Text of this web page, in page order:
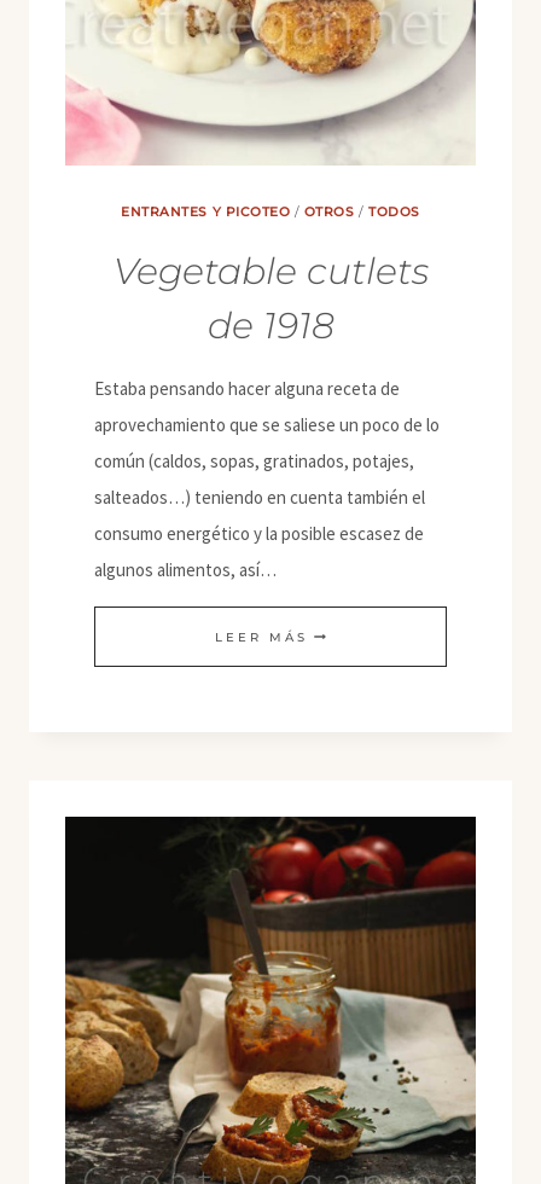
ENTRANTES Y PICOTEO / OTROS /TODOS
Vegetable cutlets
de 1918
Estaba pensando hacer alguna receta de
aprovechamiento que se saliese un poco de lo
común (caldos, sopas, gratinados, potajes,
salteados…) teniendo en cuenta también el
consumo energético y la posible escasez de
algunos alimentos, así…
LEER MÁS VEGETABLE
CUTLETS